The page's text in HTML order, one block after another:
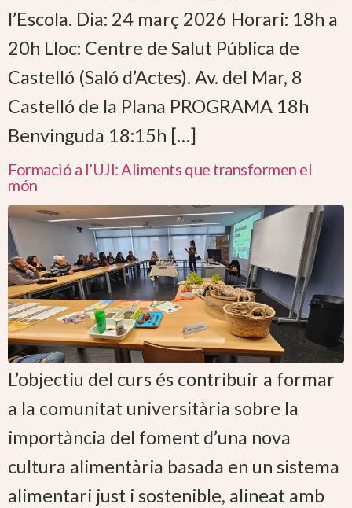
l’Escola. Dia: 24 març 2026 Horari: 18h a
20h Lloc: Centre de Salut Pública de
Castelló (Saló d’Actes). Av. del Mar, 8
Castelló de la Plana PROGRAMA 18h
Benvinguda 18:15h […]
Formació a l’UJI: Aliments que transformen el
món
L’objectiu del curs és contribuir a formar
a la comunitat universitària sobre la
importància del foment d’una nova
cultura alimentària basada en un sistema
alimentari just i sostenible, alineat amb